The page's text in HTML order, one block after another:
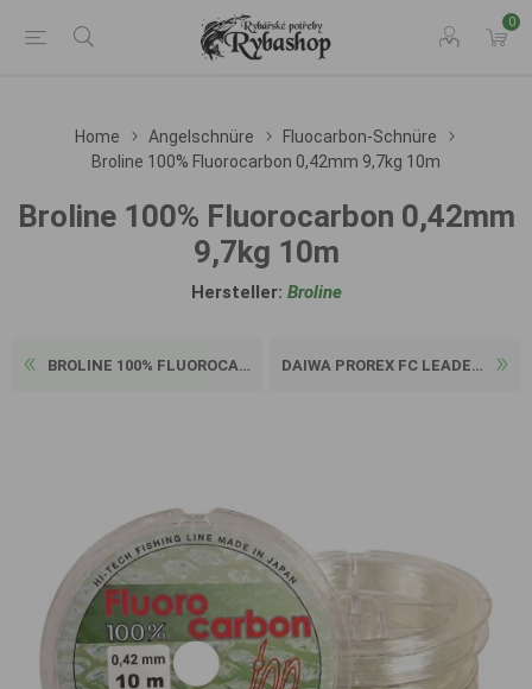
0
Home Angelschnüre
Fluocarbon-Schnüre
Broline 100% Fluorocarbon 0,42mm 9,7kg 10m
Broline 100% Fluorocarbon 0,42mm
9,7kg 10m
Hersteller: Broline
BROLINE 100% FLUOROCARBON 0... DAIWA PROREX FC LEADER SUPE...